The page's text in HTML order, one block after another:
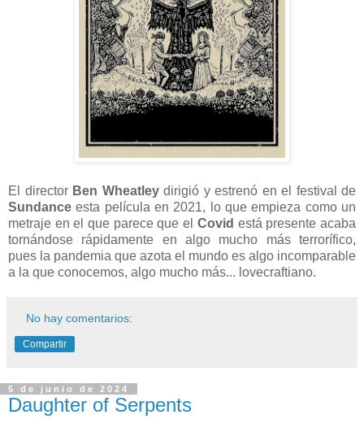
El director Ben Wheatleydirigió y estrenó en el festival de
Sundance esta película en 2021, lo que empieza como un
metraje en el que parece que el Covid está presente acaba
tornándose rápidamente en algo mucho más terrorífico,
pues la pandemia que azota el mundo es algo incomparable
a la que conocemos, algo mucho más... lovecraftiano.
No hay comentarios:
Compartir
5 de junio de 2024
Daughter of Serpents